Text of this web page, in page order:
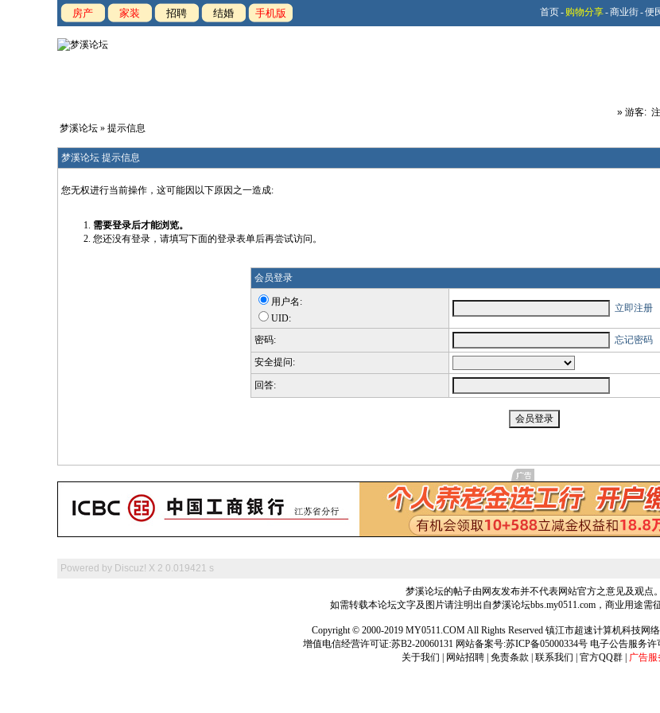
房产 家装 招聘 结婚 手机版 首页- 购物分享-商业街-便
» 游客:
梦溪论坛 » 提示信息
梦溪论坛 提示信息
您无权进行当前操作，这可能因以下原因之一造成:
需要登录后才能浏览。
您还没有登录，请填写下面的登录表单后再尝试访问。
会员登录
用户名:
UID:
立即注册
密码:
忘记密码
安全提问:
回答:
Powered by Discuz! X 2 0.019421 s
梦溪论坛的帖子由网友发布并不代表网站官方之意见及观点。
如需转载本论坛文字及图片请注明出自梦溪论坛bbs.my0511.com，商业用途需
Copyright © 2000-2019 MY0511.COM All Rights Reserved 镇江市超速计算机科技网
增值电信经营许可证:苏B2-20060131 网站备案号:苏ICP备05000334号 电子公告服务许
关于我们
网站招聘 免责条款 联系我们 官方QQ群 广告服